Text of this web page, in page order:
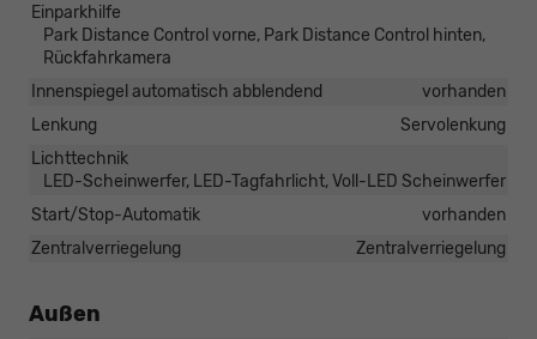
Einparkhilfe
Park Distance Control vorne, Park Distance Control hinten,
Rückfahrkamera
Innenspiegel automatisch abblendend
vorhanden
Lenkung
Servolenkung
Lichttechnik
LED-Scheinwerfer, LED-Tagfahrlicht, Voll-LED Scheinwerfer
Start/Stop-Automatik
vorhanden
Zentralverriegelung
Zentralverriegelung
Außen